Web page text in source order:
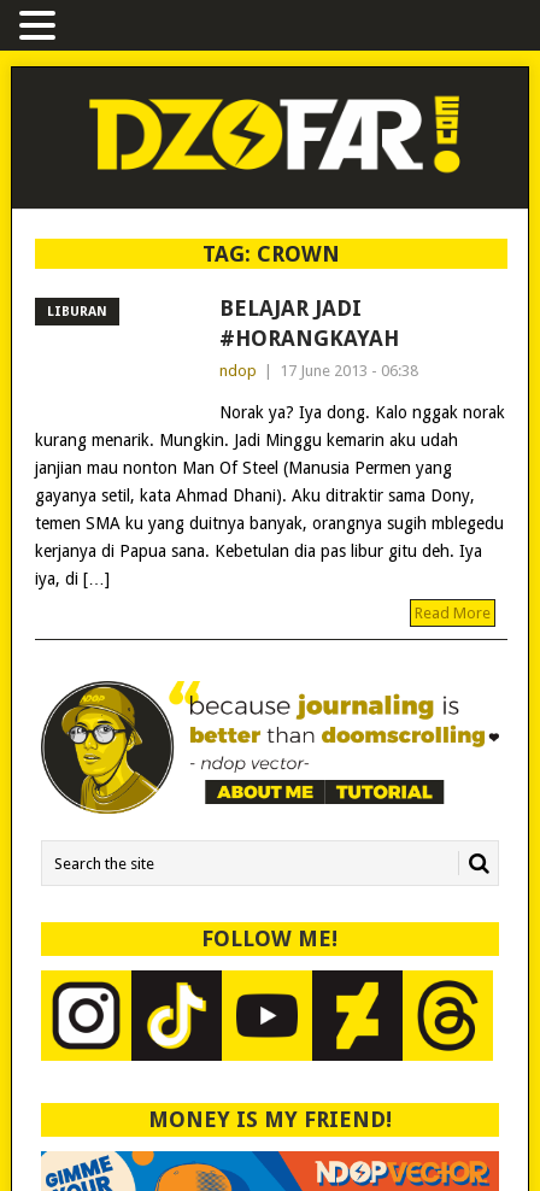
TAG: CROWN
LIBURAN
BELAJAR JADI
#HORANGKAYAH
ndop 17 June 2013 - 06:38
Norak ya? Iya dong. Kalo nggak norak
kurang menarik. Mungkin. Jadi Minggu kemarin aku udah
janjian mau nonton Man Of Steel (Manusia Permen yang
gayanya setil, kata Ahmad Dhani). Aku ditraktir sama Dony,
temen SMA ku yang duitnya banyak, orangnya sugih mblegedu
kerjanya di Papua sana. Kebetulan dia pas libur gitu deh. Iya
iya, di […]
Read More
FOLLOW ME!
MONEY IS MY FRIEND!